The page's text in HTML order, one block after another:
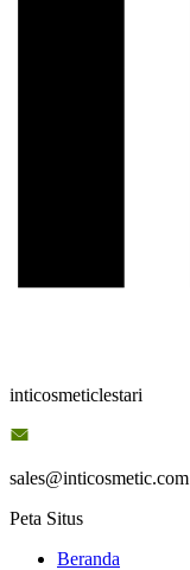
inticosmeticlestari
sales@inticosmetic.com
Peta Situs
Beranda